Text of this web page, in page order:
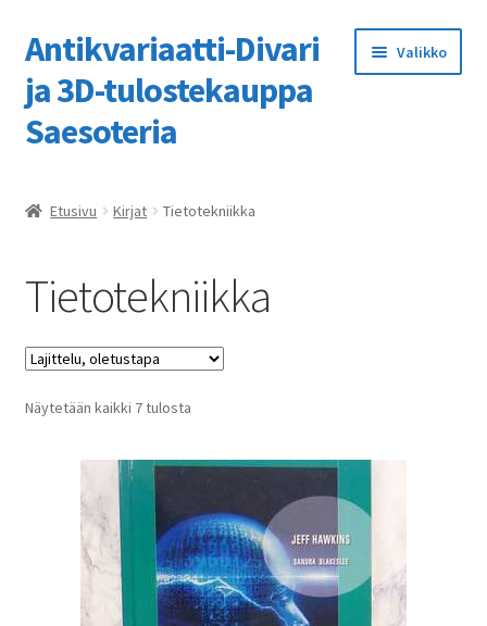
Siirry
navigointiin
Siirry
sisältöön
Antikvariaatti-Divari
ja 3D-tulostekauppa
Saesoteria
Valikko
Kassa
Kaupan ohje
Kauppa
Ostoskori
Saesoteria AI -Tekoälypalvelu
Tilauksen peruutus
Etusivu Kirjat Tietotekniikka
Tietotekniikka
Näytetään kaikki 7 tulosta